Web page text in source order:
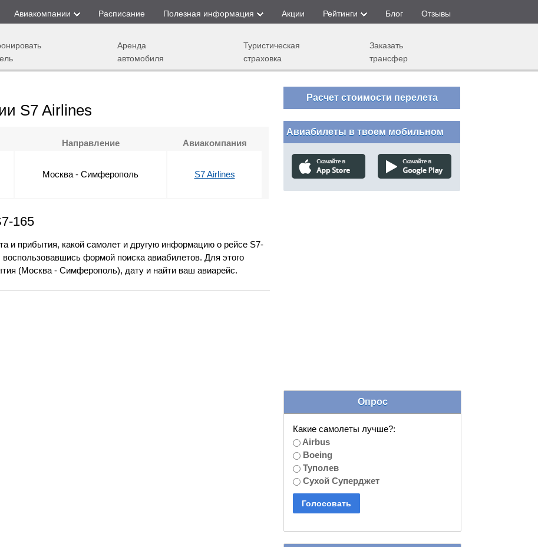
Авиакомпании Расписание Полезная информация Акции Рейтинги Блог Отзывы
Аренда
автомобиля
Туристическая
страховка
Заказать
трансфер
S7 Airlines
Направление Авиакомпания
Москва - Симферополь S7 Airlines
165
и прибытия, какой самолет и другую информацию о рейсе S7-
формой поиска авиабилетов. Для этого
(Москва - Симферополь), дату и найти ваш авиарейс.
Расчет стоимости перелета
Авиабилеты в твоем мобильном
Опрос
Какие самолеты лучше?:
Airbus
Boeing
Туполев
Сухой Суперджет